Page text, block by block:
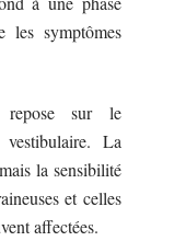
les symptômes
sur le
La
la sensibilité
et celles
affectées.